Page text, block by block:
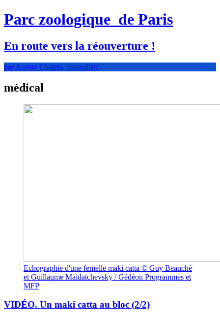
Parc zoologique de Paris
En route vers la réouverture !
par Aurore Chatras, journaliste
médical
Echographie d'une femelle maki catta © Guy Beauché
et Guillaume Maidatchevsky / Gédéon Programmes et
MFP
VIDÉO. Un maki catta au bloc (2/2)